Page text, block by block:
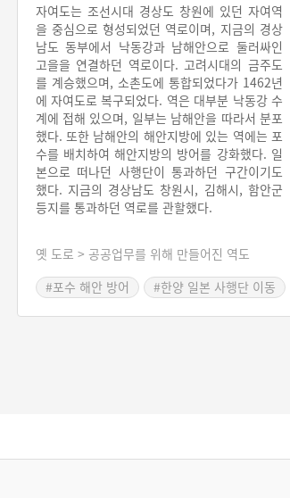
자여도는 조선시대 경상도 창원에 있던 자여역
을 중심으로 형성되었던 역로이며, 지금의 경상
남도 동부에서 낙동강과 남해안으로 둘러싸인
고을을 연결하던 역로이다. 고려시대의 금주도
를 계승했으며, 소촌도에 통합되었다가 1462년
에 자여도로 복구되었다. 역은 대부분 낙동강 수
계에 접해 있으며, 일부는 남해안을 따라서 분포
했다. 또한 남해안의 해안지방에 있는 역에는 포
수를 배치하여 해안지방의 방어를 강화했다. 일
본으로 떠나던 사행단이 통과하던 구간이기도
했다. 지금의 경상남도 창원시, 김해시, 함안군
등지를 통과하던 역로를 관할했다.
옛 도로 > 공공업무를 위해 만들어진 역도
#포수 해안 방어
#한양 일본 사행단 이동